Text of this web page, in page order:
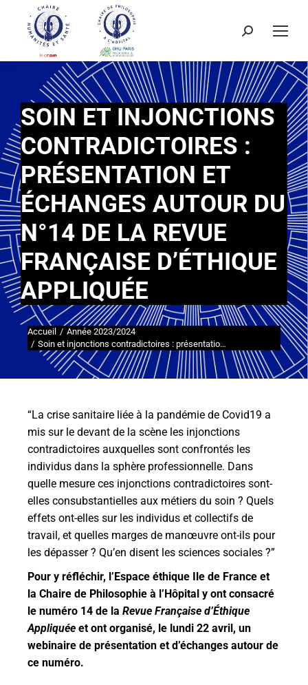
SOIN ET INJONCTIONS
CONTRADICTOIRES :
PRÉSENTATION ET
ÉCHANGES AUTOUR DU
N°14 DE LA REVUE
FRANÇAISE D’ÉTHIQUE
APPLIQUÉE
Vous êtes ici :
Accueil
Année 2023/2024
Soin et injonctions contradictoires : présentatio…
“La crise sanitaire liée à la pandémie de Covid19 a
mis sur le devant de la scène les injonctions
contradictoires auxquelles sont confrontés les
individus dans la sphère professionnelle. Dans
quelle mesure ces injonctions contradictoires sont-
elles consubstantielles aux métiers du soin ? Quels
effets ont-elles sur les individus et collectifs de
travail, et quelles marges de manœuvre ont-ils pour
les dépasser ? Qu’en disent les sciences sociales ?”
Pour y réfléchir, l’Espace éthique Ile de France et
la Chaire de Philosophie à l’Hôpital y ont consacré
le numéro 14 de la Revue Française d’Éthique
Appliquée et ont organisé, le lundi 22 avril, un
webinaire de présentation et d’échanges autour de
ce numéro.